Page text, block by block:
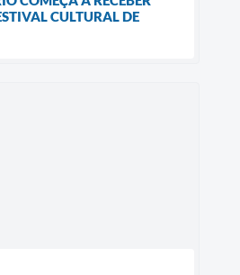
CULTURAL DE